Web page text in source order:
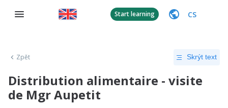
Start learning CS
Zpět Skrýt text
Distribution alimentaire - visite
de Mgr Aupetit